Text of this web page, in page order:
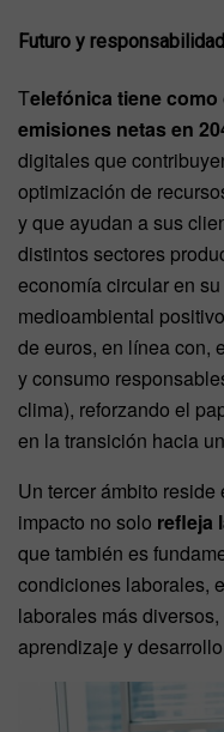
Futuro y responsabilidad
Telefónica tiene
emisiones netas en
digitales que
optimización de
y que ayudan a sus
distintos sectores
economía circular en
medioambiental
de euros, en línea con,
y consumo
clima), reforzando el
en la transición hacia
Un tercer ámbito
impacto no solo refleja
que también es
condiciones laborales,
laborales más
aprendizaje y